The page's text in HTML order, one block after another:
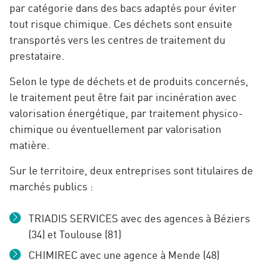
par catégorie dans des bacs adaptés pour éviter
tout risque chimique. Ces déchets sont ensuite
transportés vers les centres de traitement du
prestataire.
Selon le type de déchets et de produits concernés,
le traitement peut être fait par incinération avec
valorisation énergétique, par traitement physico-
chimique ou éventuellement par valorisation
matière.
Sur le territoire, deux entreprises sont titulaires de
marchés publics :
TRIADIS SERVICES avec des agences à Béziers
(34) et Toulouse (81)
CHIMIREC avec une agence à Mende (48)